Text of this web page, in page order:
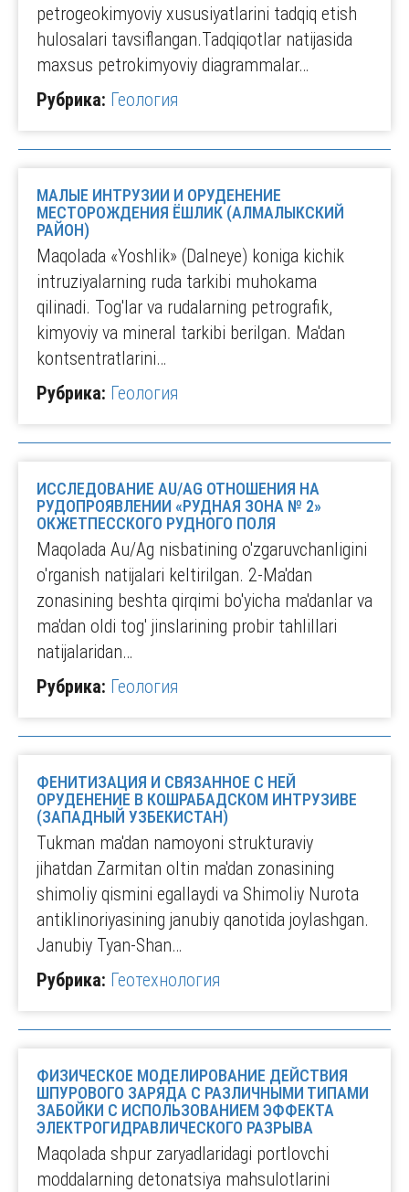
petrogeokimyoviy xususiyatlarini tadqiq etish
hulosalari tavsiflangan.Tadqiqotlar natijasida
maxsus petrokimyoviy diagrammalar…
Рубрика: Геология
МАЛЫЕ ИНТРУЗИИ И ОРУДЕНЕНИЕ
МЕСТОРОЖДЕНИЯ ЁШЛИК (АЛМАЛЫКСКИЙ
РАЙОН)
Maqolada «Yoshlik» (Dalneye) koniga kichik
intruziyalarning ruda tarkibi muhokama
qilinadi. Tog'lar va rudalarning petrografik,
kimyoviy va mineral tarkibi berilgan. Ma'dan
kontsentratlarini…
Рубрика: Геология
ИССЛЕДОВАНИЕ AU/AG ОТНОШЕНИЯ НА
РУДОПРОЯВЛЕНИИ «РУДНАЯ ЗОНА № 2»
ОКЖЕТПЕССКОГО РУДНОГО ПОЛЯ
Maqolada Au/Ag nisbatining o'zgaruvchanligini
o'rganish natijalari keltirilgan. 2-Ma'dan
zonasining beshta qirqimi bo'yicha ma'danlar va
ma'dan oldi tog' jinslarining probir tahlillari
natijalaridan…
Рубрика: Геология
ФЕНИТИЗАЦИЯ И СВЯЗАННОЕ С НЕЙ
ОРУДЕНЕНИЕ В КОШРАБАДСКОМ ИНТРУЗИВЕ
(ЗАПАДНЫЙ УЗБЕКИСТАН)
Tukman ma'dan namoyoni strukturaviy
jihatdan Zarmitan oltin ma'dan zonasining
shimoliy qismini egallaydi va Shimoliy Nurota
antiklinoriyasining janubiy qanotida joylashgan.
Janubiy Tyan-Shan…
Рубрика: Геотехнология
ФИЗИЧЕСКОЕ МОДЕЛИРОВАНИЕ ДЕЙСТВИЯ
ШПУРОВОГО ЗАРЯДА С РАЗЛИЧНЫМИ ТИПАМИ
ЗАБОЙКИ С ИСПОЛЬЗОВАНИЕМ ЭФФЕКТА
ЭЛЕКТРОГИДРАВЛИЧЕСКОГО РАЗРЫВА
Maqolada shpur zaryadlaridagi portlovchi
moddalarning detonatsiya mahsulotlarini